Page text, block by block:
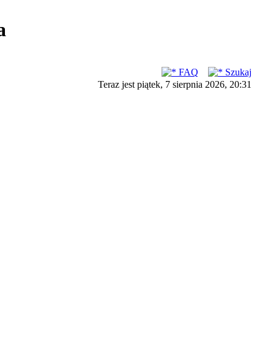
FAQ
Szukaj
Teraz jest piątek, 7 sierpnia 2026, 20:31